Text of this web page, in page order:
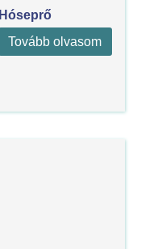
Hóseprő
Tovább olvasom